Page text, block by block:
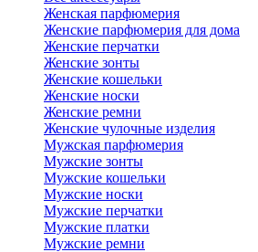
Женская парфюмерия
Женские парфюмерия для дома
Женские перчатки
Женские зонты
Женские кошельки
Женские носки
Женские ремни
Женские чулочные изделия
Мужская парфюмерия
Мужские зонты
Мужские кошельки
Мужские носки
Мужские перчатки
Мужские платки
Мужские ремни